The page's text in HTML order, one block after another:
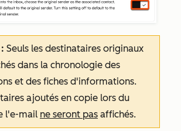
Seuls les destinataires originaux
dans la chronologie des
et des fiches d'informations.
ajoutés en copie lors du
l'e-mail ne seront pas affichés.